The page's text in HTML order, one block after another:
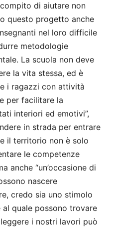
di aiutare non
questo progetto anche
nel loro difficile
metodologie
La scuola non deve
la vita stessa, ed è
i ragazzi con attività
per facilitare la
interiori ed emotivi”,
in strada per entrare
il territorio non è solo
le competenze
anche “un’occasione di
nascere
credo sia uno stimolo
quale possono trovare
i nostri lavori può